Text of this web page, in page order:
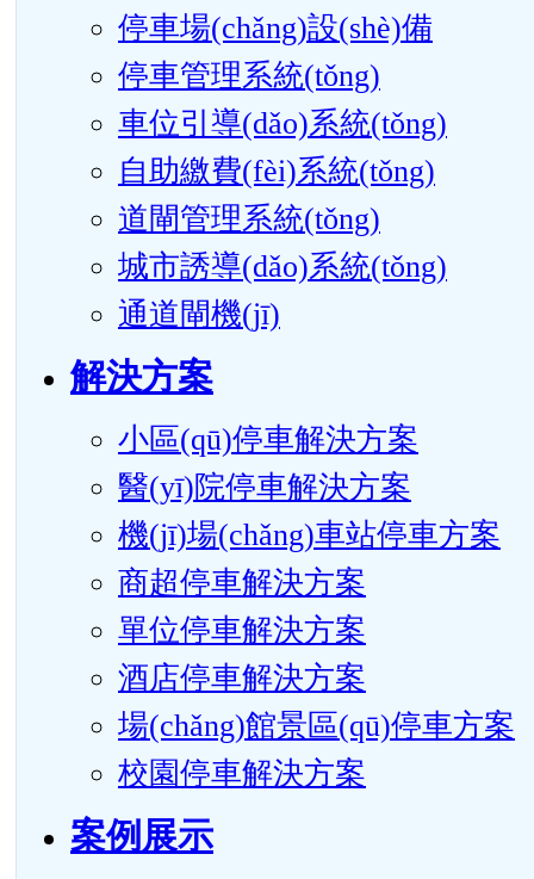
停車場(chǎng)設(shè)備
停車管理系統(tǒng)
車位引導(dǎo)系統(tǒng)
自助繳費(fèi)系統(tǒng)
道閘管理系統(tǒng)
城市誘導(dǎo)系統(tǒng)
通道閘機(jī)
解決方案
小區(qū)停車解決方案
醫(yī)院停車解決方案
機(jī)場(chǎng)車站停車方案
商超停車解決方案
單位停車解決方案
酒店停車解決方案
場(chǎng)館景區(qū)停車方案
校園停車解決方案
案例展示